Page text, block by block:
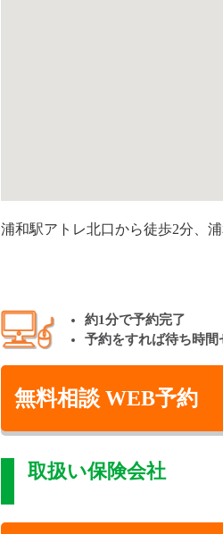
浦和駅アトレ北口から徒歩2分、
約1分で予約完了
予約をすれば待ち時間
無料相談 WEB予約
取扱い保険会社